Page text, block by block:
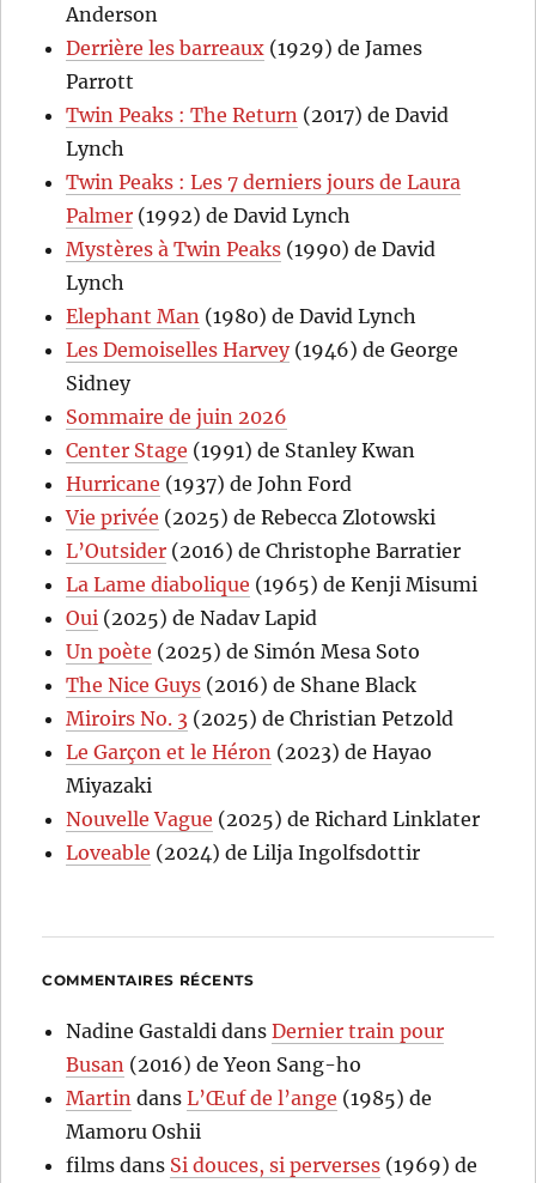
Anderson
Derrière les barreaux (1929) de James
Parrott
Twin Peaks : The Return (2017) de David
Lynch
Twin Peaks : Les 7 derniers jours de Laura
Palmer (1992) de David Lynch
Mystères à Twin Peaks (1990) de David
Lynch
Elephant Man (1980) de David Lynch
Les Demoiselles Harvey(1946) de George
Sidney
Sommaire de juin 2026
Center Stage (1991) de Stanley Kwan
Hurricane (1937) de John Ford
Vie privée (2025) de Rebecca Zlotowski
L’Outsider (2016) de Christophe Barratier
La Lame diabolique (1965) de Kenji Misumi
Oui (2025) de Nadav Lapid
Un poète (2025) de Simón Mesa Soto
The Nice Guys (2016) de Shane Black
Miroirs No. 3 (2025) de Christian Petzold
Le Garçon et le Héron (2023) de Hayao
Miyazaki
Nouvelle Vague (2025) de Richard Linklater
Loveable (2024) de Lilja Ingolfsdottir
COMMENTAIRES RÉCENTS
Nadine Gastaldi dansDernier train pour
Busan (2016) de Yeon Sang-ho
Martin dansL’Œuf de l’ange (1985) de
Mamoru Oshii
films dans Si douces, si perverses (1969) de